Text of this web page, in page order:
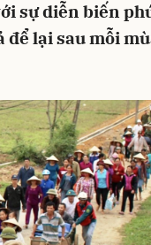
sự diễn biến
lại sau mỗi